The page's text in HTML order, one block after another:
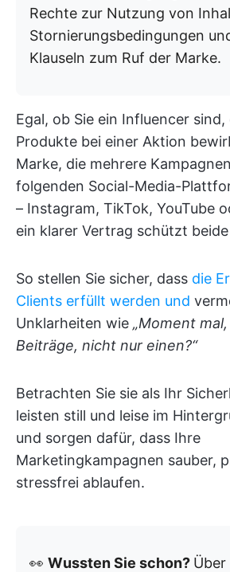
Rechte zur Nutzung von
Stornierungsbedingungen
Klauseln zum Ruf der Marke.
Egal, ob Sie ein Influencer
Produkte bei einer Aktion
Marke, die mehrere
folgenden Social-Media-
– Instagram, TikTok, YouTube
ein klarer Vertrag schützt
So stellen Sie sicher, dass die
Clients erfüllt werden und
Unklarheiten wie „Moment
Beiträge, nicht nur einen?“
Betrachten Sie sie als Ihr
leisten still und leise im
und sorgen dafür, dass Ihre
Marketingkampagnen sauber,
stressfrei ablaufen.
👀 Wussten Sie schon? Über